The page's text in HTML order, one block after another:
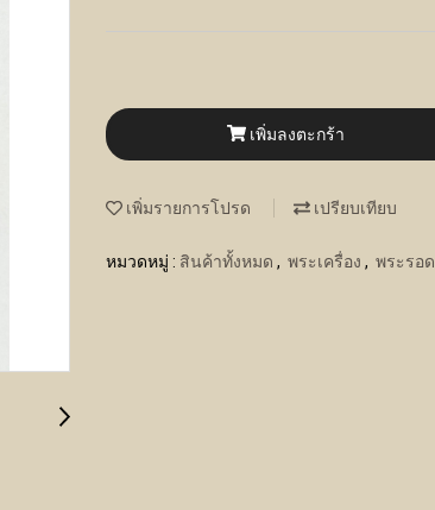
เพิ่มลงตะกร้า
เพิ่มรายการโปรด เปรียบเทียบ
หมวดหมู่ : สินค้าทั้งหมด , พระเครื่อง , พระรอด